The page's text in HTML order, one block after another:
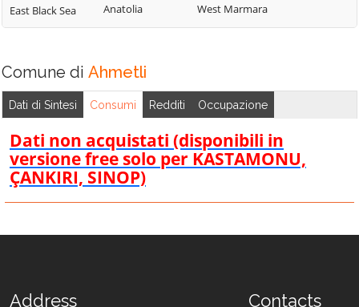
East Black Sea
Anatolia
West Marmara
Comune di Ahmetli
Dati di Sintesi Consumi Redditi Occupazione
Dati non acquistati (disponibili in
versione free solo per KASTAMONU,
ÇANKIRI, SINOP)
Address Contacts